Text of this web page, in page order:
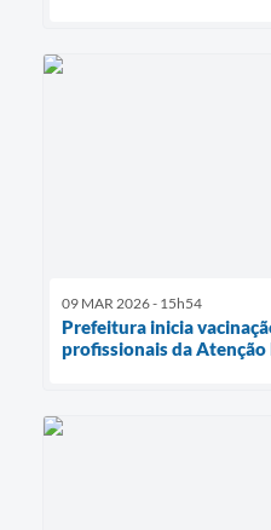
09 MAR 2026 - 15h54
Prefeitura inicia
profissionais da